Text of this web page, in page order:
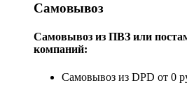
Самовывоз
Самовывоз из ПВЗ или
компаний:
Самовывоз из DPD от 0